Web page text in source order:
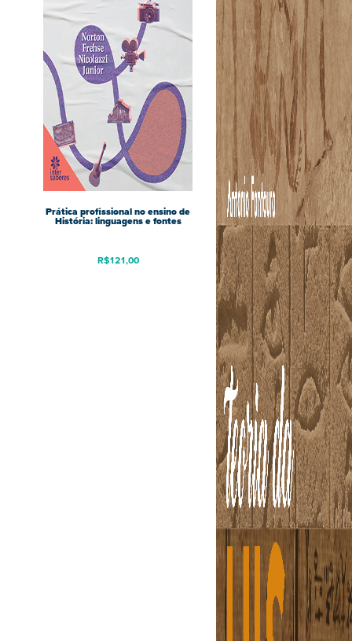
Prática profissional no ensino de
História: linguagens e fontes
R$121,00